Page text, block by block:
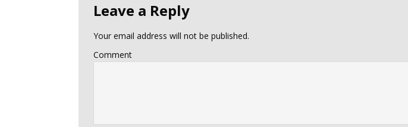
Leave a Reply
Your email address will not be published.
Comment